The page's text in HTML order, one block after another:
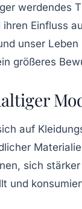
werdendes
Einfluss
unser
größeres
auf
sich
und